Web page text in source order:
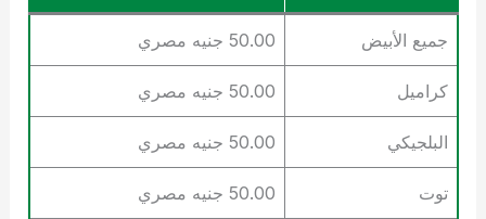
جميع الأبيض 50.00 جنيه مصري
كراميل 50.00 جنيه مصري
البلجيكي 50.00 جنيه مصري
توت 50.00 جنيه مصري